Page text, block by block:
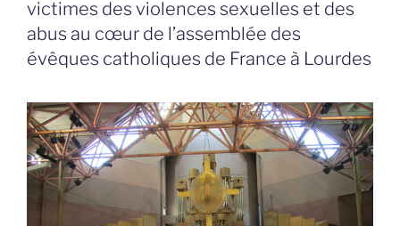
victimes des violences sexuelles et des
abus au cœur de l’assemblée des
évêques catholiques de France à Lourdes